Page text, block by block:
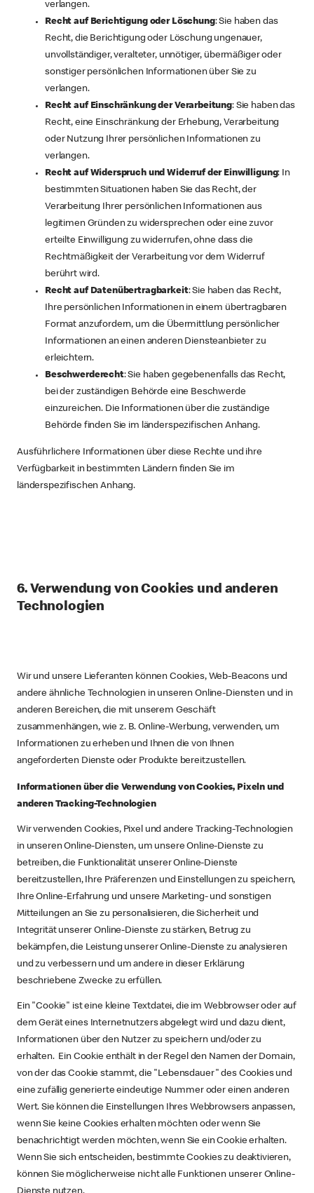
verlangen.
Recht auf Berichtigung oder Löschung: Sie haben das
Recht, die Berichtigung oder Löschung ungenauer,
unvollständiger, veralteter, unnötiger, übermäßiger oder
sonstiger persönlichen Informationen über Sie zu
verlangen.
Recht auf Einschränkung der Verarbeitung: Sie haben das
Recht, eine Einschränkung der Erhebung, Verarbeitung
oder Nutzung Ihrer persönlichen Informationen zu
verlangen.
Recht auf Widerspruch und Widerruf der Einwilligung: In
bestimmten Situationen haben Sie das Recht, der
Verarbeitung Ihrer persönlichen Informationen aus
legitimen Gründen zu widersprechen oder eine zuvor
erteilte Einwilligung zu widerrufen, ohne dass die
Rechtmäßigkeit der Verarbeitung vor dem Widerruf
berührt wird.
Recht auf Datenübertragbarkeit: Sie haben das Recht,
Ihre persönlichen Informationen in einem übertragbaren
Format anzufordern, um die Übermittlung persönlicher
Informationen an einen anderen Diensteanbieter zu
erleichtern.
Beschwerderecht: Sie haben gegebenenfalls das Recht,
bei der zuständigen Behörde eine Beschwerde
einzureichen. Die Informationen über die zuständige
Behörde finden Sie im länderspezifischen Anhang.
Ausführlichere Informationen über diese Rechte und ihre
Verfügbarkeit in bestimmten Ländern finden Sie im
länderspezifischen Anhang.
6. Verwendung von Cookies und anderen
Technologien
Wir und unsere Lieferanten können Cookies, Web-Beacons und
andere ähnliche Technologien in unseren Online-Diensten und in
anderen Bereichen, die mit unserem Geschäft
zusammenhängen, wie z. B. Online-Werbung, verwenden, um
Informationen zu erheben und Ihnen die von Ihnen
angeforderten Dienste oder Produkte bereitzustellen.
Informationen über die Verwendung von Cookies, Pixeln und
anderen Tracking-Technologien
Wir verwenden Cookies, Pixel und andere Tracking-Technologien
in unseren Online-Diensten, um unsere Online-Dienste zu
betreiben, die Funktionalität unserer Online-Dienste
bereitzustellen, Ihre Präferenzen und Einstellungen zu speichern,
Ihre Online-Erfahrung und unsere Marketing- und sonstigen
Mitteilungen an Sie zu personalisieren, die Sicherheit und
Integrität unserer Online-Dienste zu stärken, Betrug zu
bekämpfen, die Leistung unserer Online-Dienste zu analysieren
und zu verbessern und um andere in dieser Erklärung
beschriebene Zwecke zu erfüllen.
Ein "Cookie" ist eine kleine Textdatei, die im Webbrowser oder auf
dem Gerät eines Internetnutzers abgelegt wird und dazu dient,
Informationen über den Nutzer zu speichern und/oder zu
erhalten. Ein Cookie enthält in der Regel den Namen der Domain,
von der das Cookie stammt, die "Lebensdauer" des Cookies und
eine zufällig generierte eindeutige Nummer oder einen anderen
Wert. Sie können die Einstellungen Ihres Webbrowsers anpassen,
wenn Sie keine Cookies erhalten möchten oder wenn Sie
benachrichtigt werden möchten, wenn Sie ein Cookie erhalten.
Wenn Sie sich entscheiden, bestimmte Cookies zu deaktivieren,
können Sie möglicherweise nicht alle Funktionen unserer Online-